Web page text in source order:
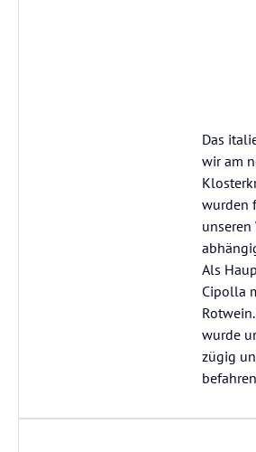
Das
wir am
wurden
Als
Cipolla
wurde
zügig